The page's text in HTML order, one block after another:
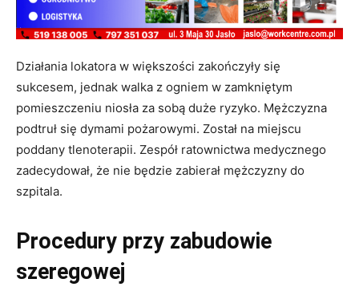
Działania lokatora w większości zakończyły się
sukcesem, jednak walka z ogniem w zamkniętym
pomieszczeniu niosła za sobą duże ryzyko. Mężczyzna
podtruł się dymami pożarowymi. Został na miejscu
poddany tlenoterapii. Zespół ratownictwa medycznego
zadecydował, że nie będzie zabierał mężczyzny do
szpitala.
Procedury przy zabudowie
szeregowej